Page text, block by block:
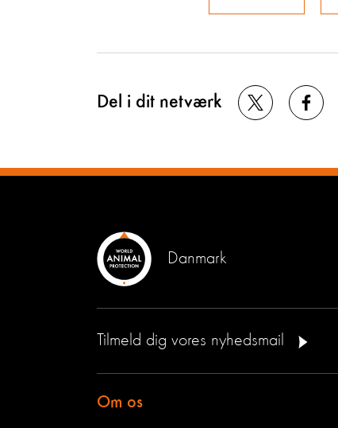
Del i dit netværk
Danmark
Tilmeld dig vores nyhedsmail
Om os